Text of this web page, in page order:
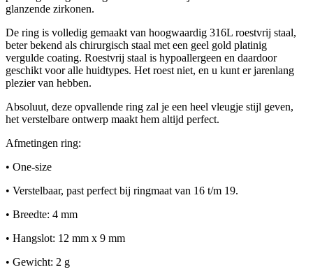
glanzende zirkonen.
De ring is volledig gemaakt van hoogwaardig 316L roestvrij staal,
beter bekend als chirurgisch staal met een geel gold platinig
vergulde coating. Roestvrij staal is hypoallergeen en daardoor
geschikt voor alle huidtypes. Het roest niet, en u kunt er jarenlang
plezier van hebben.
Absoluut, deze opvallende ring zal je een heel vleugje stijl geven,
het verstelbare ontwerp maakt hem altijd perfect.
Afmetingen ring:
• One-size
• Verstelbaar, past perfect bij ringmaat van 16 t/m 19.
• Breedte: 4 mm
• Hangslot: 12 mm x 9 mm
• Gewicht: 2 g